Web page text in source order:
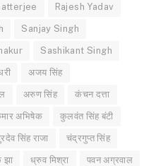
Rajesh Yadav
Sanjay Singh
Sashikant Singh
अजय सिंह
अरुण सिंह कंचन दत्ता
अभिषेक कुलवंत सिंह बंटी
सिंह राजा चंद्रगुप्त सिंह
झा ध्रुव मिश्रा पवन अग्रवाल